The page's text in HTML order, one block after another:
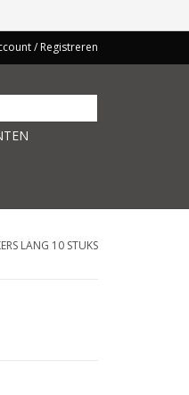
/ Registreren
LANG 10 STUKS